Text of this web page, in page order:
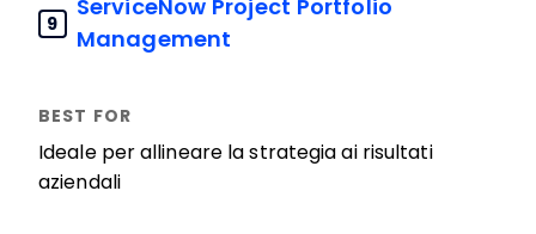
9
ServiceNow Project Portfolio
Management
Ideale per allineare la strategia ai risultati
aziendali